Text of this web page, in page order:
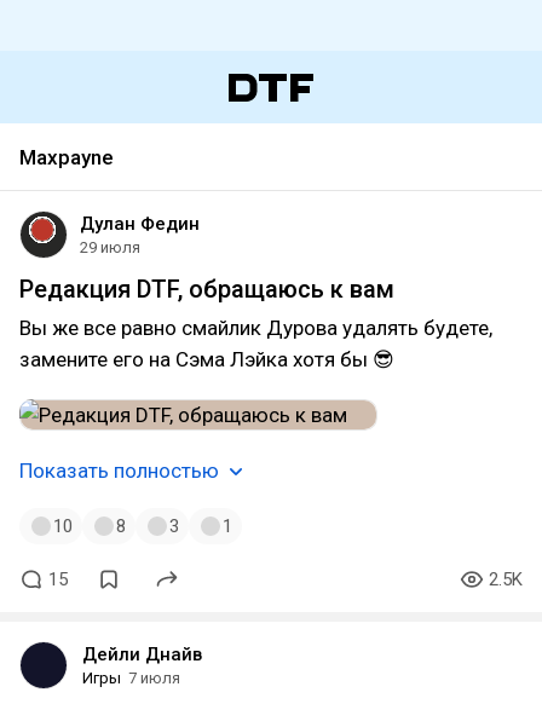
Maxpayne
Дулан Федин
29 июля
Редакция DTF, обращаюсь к вам
Вы же все равно смайлик Дурова удалять будете,
замените его на Сэма Лэйка хотя бы 😎
Показать полностью
10 8 3 1
15 2.5K
Дейли Днайв
Игры 7 июля